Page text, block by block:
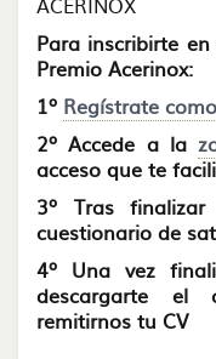
Para inscribirte
Premio Acerinox:
1º Regístrate
2º Accede a la
acceso que te
3º Tras
cuestionario de
4º Una vez
descargarte el
remitirnos tu CV